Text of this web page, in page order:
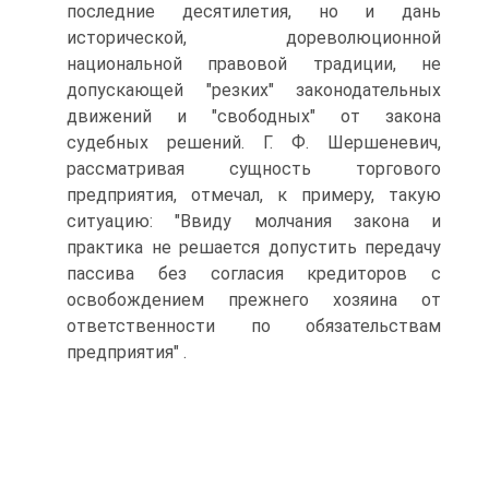
последние десятилетия, но и дань
исторической, дореволюционной
национальной правовой традиции, не
допускающей "резких" законодательных
движений и "свободных" от закона
судебных решений. Г. Ф. Шершеневич,
рассматривая сущность торгового
предприятия, отмечал, к примеру, такую
ситуацию: "Ввиду молчания закона и
практика не решается допустить передачу
пассива без согласия кредиторов с
освобождением прежнего хозяина от
ответственности по обязательствам
предприятия" .